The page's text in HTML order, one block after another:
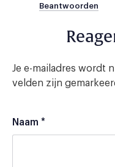
Beantwoorden
Je e-mailadres wordt
velden zijn
Naam *